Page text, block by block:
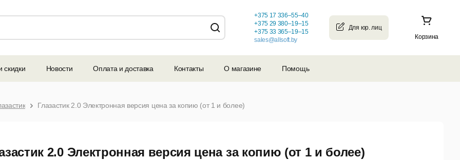
Корзина
+375 17 336–55–40
+375 29 380–19–15
+375 33 365–19–15
sales@allsoft.by
скидки Новости Оплата и доставка Контакты О магазине Помощь
Глазастик 2.0 Электронная версия цена за копию (от 1 и более)
2.0 Электронная версия цена за копию (от 1 и более)